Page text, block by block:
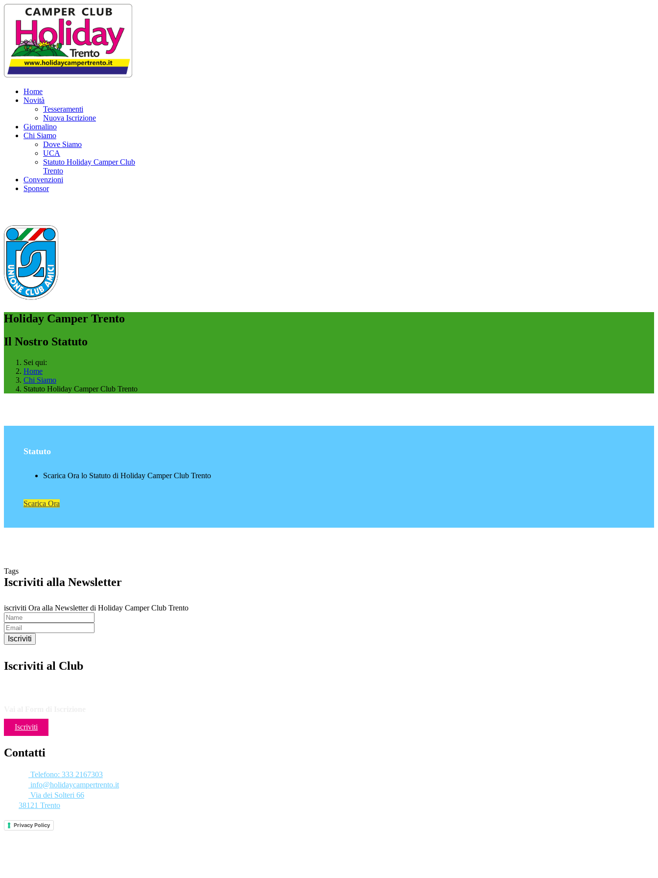
Home
Novità
Tesseramenti
Nuova Iscrizione
Giornalino
Chi Siamo
Dove Siamo
UCA
Statuto Holiday Camper Club
Trento
Convenzioni
Sponsor
Holiday Camper Trento
Il Nostro Statuto
Sei qui:
Home
Chi Siamo
Statuto Holiday Camper Club Trento
Statuto
Scarica Ora lo Statuto di Holiday Camper Club Trento
Scarica Ora
Tags
Iscriviti alla Newsletter
iscriviti Ora alla Newsletter di Holiday Camper Club Trento
Iscriviti
Iscriviti al Club
Iscriviti
Contatti
Telefono: 333 2167303
info@holidaycampertrento.it
Via dei Solteri 66
38121 Trento
Privacy Policy